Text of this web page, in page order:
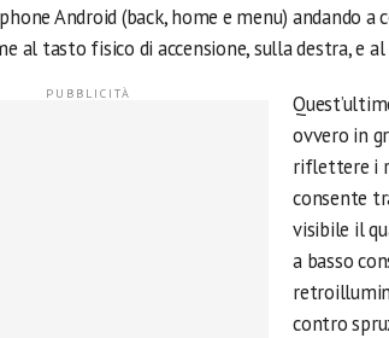
Android (back, home e menu) andando a
al tasto fisico di accensione, sulla destra, e
ovvero in
riflettere i
consente
visibile il
a basso
contro